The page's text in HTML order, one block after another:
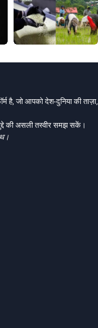
है, जो आपको देश-दुनिया की ताज़ा,
की असली तस्वीर समझ सकें।